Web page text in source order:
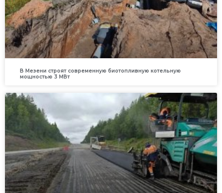
В Мезени строят современную биотопливную котельную
мощностью 3 МВт